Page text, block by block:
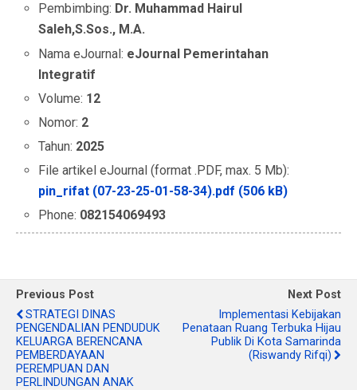
Pembimbing: Dr. Muhammad Hairul
Saleh,S.Sos., M.A.
Nama eJournal: eJournal Pemerintahan
Integratif
Volume: 12
Nomor: 2
Tahun: 2025
File artikel eJournal (format .PDF, max. 5 Mb):
pin_rifat (07-23-25-01-58-34).pdf (506 kB)
Phone: 082154069493
Previous Post
STRATEGI DINAS
PENGENDALIAN PENDUDUK
KELUARGA BERENCANA
PEMBERDAYAAN
PEREMPUAN DAN
PERLINDUNGAN ANAK
Next Post
Implementasi Kebijakan
Penataan Ruang Terbuka Hijau
Publik Di Kota Samarinda
(Riswandy Rifqi)